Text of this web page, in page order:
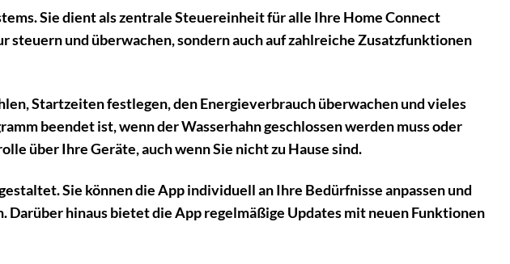
Sie dient als zentrale Steuereinheit für alle Ihre Home Connect
steuern und überwachen, sondern auch auf zahlreiche Zusatzfunktionen
Startzeiten festlegen, den Energieverbrauch überwachen und vieles
beendet ist, wenn der Wasserhahn geschlossen werden muss oder
über Ihre Geräte, auch wenn Sie nicht zu Hause sind.
Sie können die App individuell an Ihre Bedürfnisse anpassen und
hinaus bietet die App regelmäßige Updates mit neuen Funktionen